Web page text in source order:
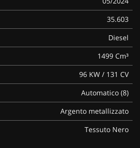
35.603
Diesel
1499 Cm³
96 KW / 131 CV
Automatico (8)
Argento metallizzato
Tessuto Nero